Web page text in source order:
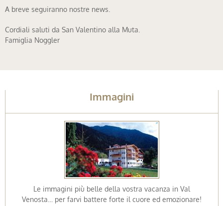
A breve seguiranno nostre news.
Cordiali saluti da San Valentino alla Muta.
Famiglia Noggler
Immagini
Le immagini più belle della vostra vacanza in Val
Venosta… per farvi battere forte il cuore ed emozionare!